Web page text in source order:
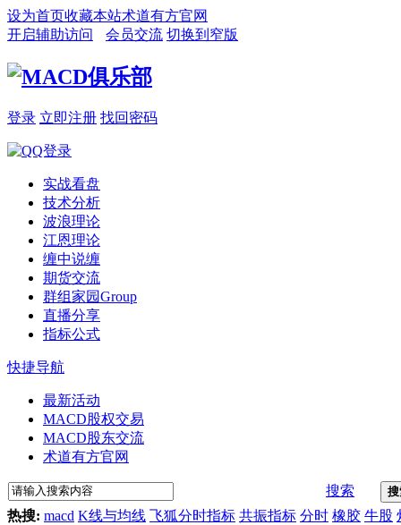
设为首页收藏本站术道有方官网
开启辅助访问
会员交流 切换到窄版
登录 立即注册 找回密码
实战看盘
技术分析
波浪理论
江恩理论
缠中说缠
期货交流
群组家园Group
直播分享
指标公式
快捷导航
最新活动
MACD股权交易
MACD股东交流
术道有方官网
搜索
热搜: macd K线与均线 飞狐分时指标 共振指标 分时 橡胶 牛股